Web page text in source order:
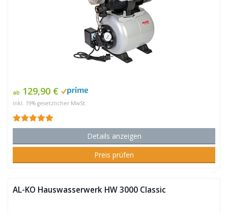
ab 129,90 €
inkl. 19% gesetzlicher MwSt.
Details anzeigen
Preis prüfen
AL-KO Hauswasserwerk HW 3000 Classic